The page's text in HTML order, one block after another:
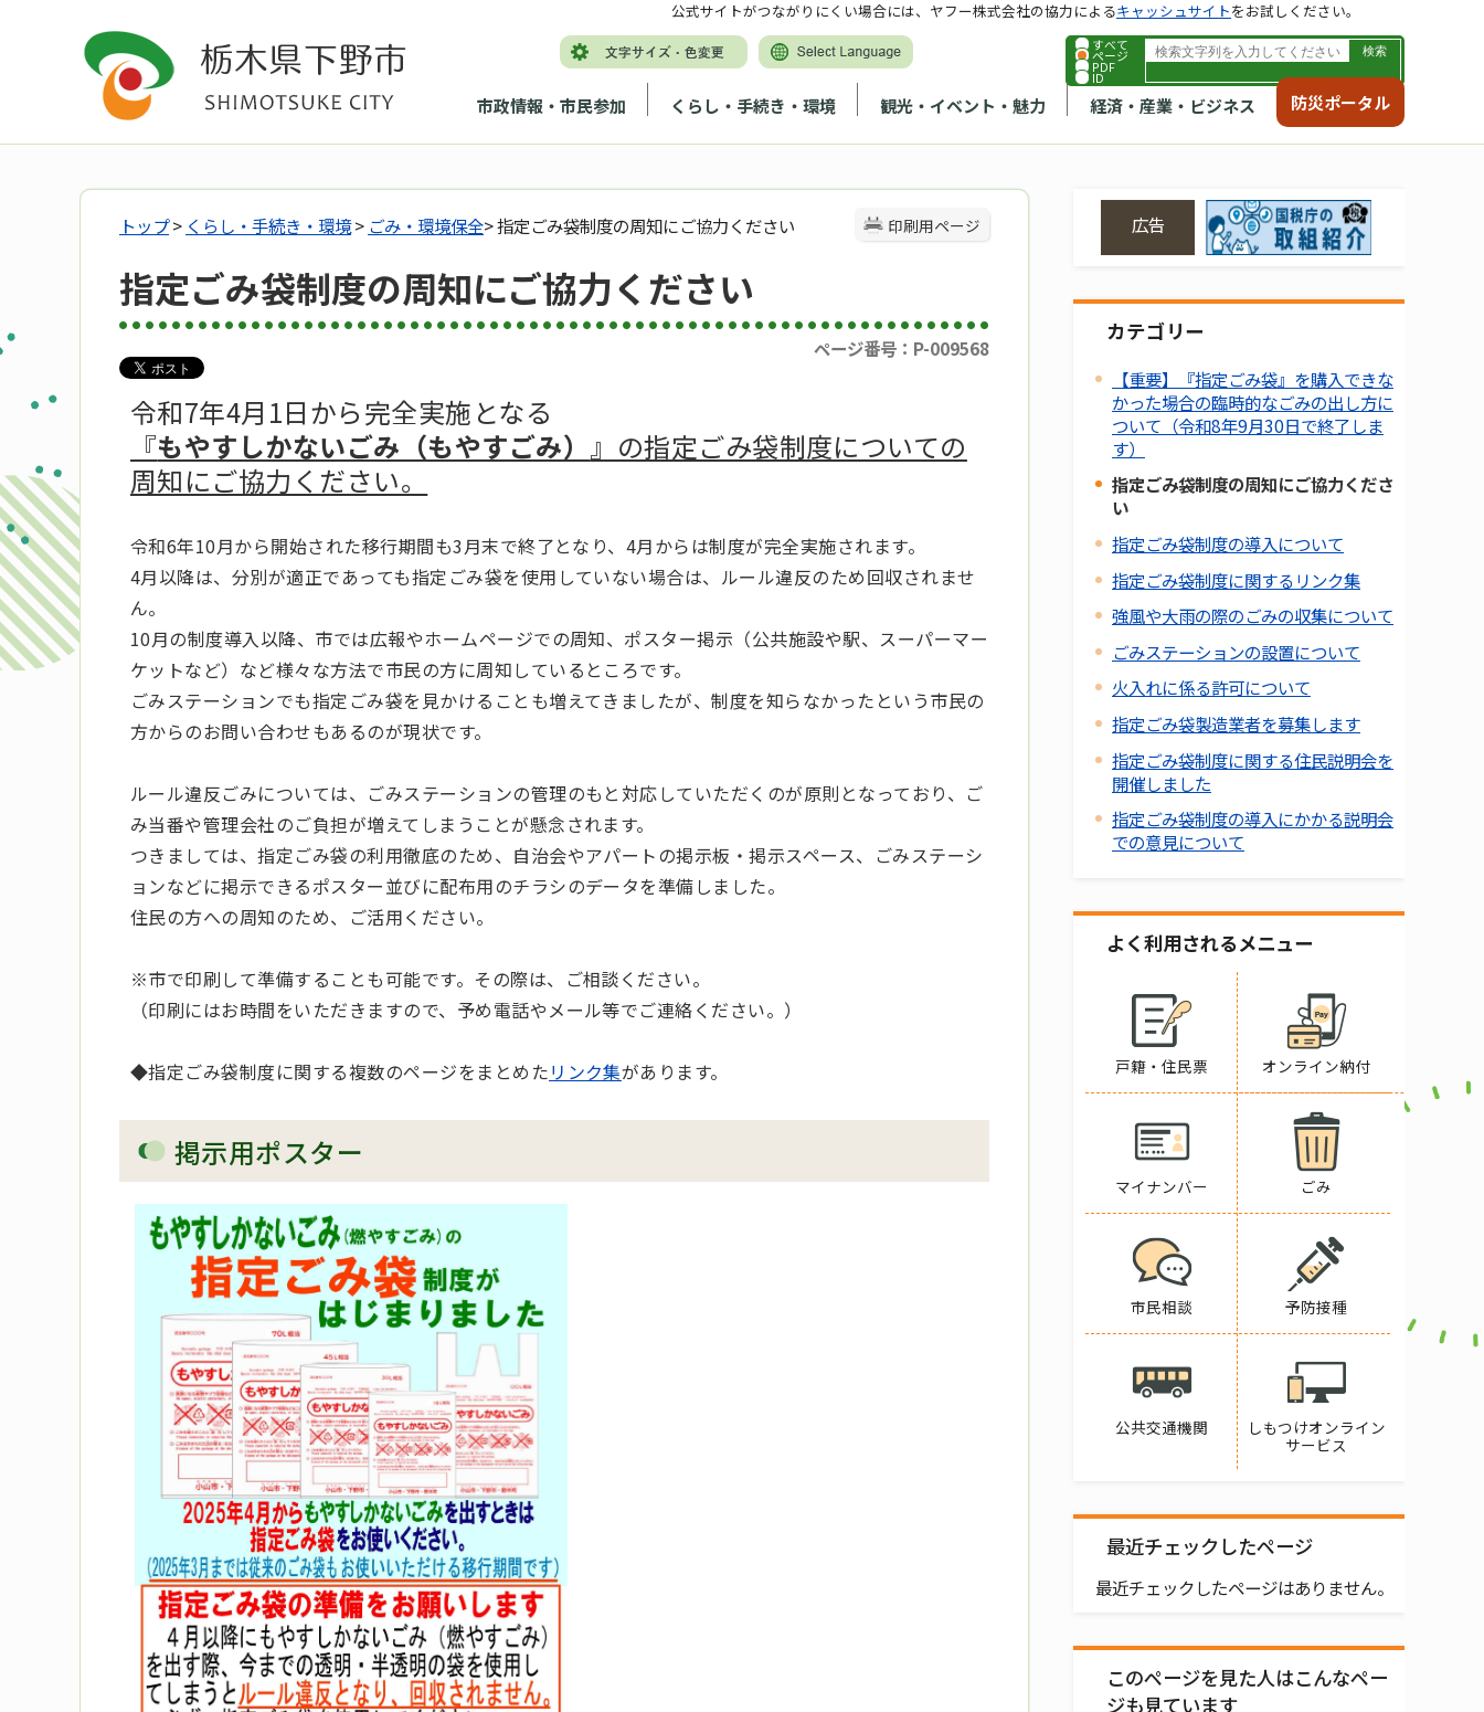
すべて
ページ
PDF
ID
市政情報・市民参加 くらし・手続き・環境 観光・イベント・魅力 経済・産業・ビジネス 防災ポータル
公式サイトがつながりにくい場合には、ヤフー株式会社の協力によるキャッシュサイトをお試しください。
印刷用ページ
トップ> くらし・手続き・環境> ごみ・環境保全> 指定ごみ袋制度の周知にご協力ください
指定ごみ袋制度の周知にご協力ください
ページ番号：P-009568
令和7年4月1日から完全実施となる
『もやすしかないごみ（もやすごみ） 』の指定ごみ袋制度についての
周知にご協力ください。
令和6年10月から開始された移行期間も3月末で終了となり、4月からは制度が完全実施されます。
4月以降は、分別が適正であっても指定ごみ袋を使用していない場合は、ルール違反のため回収されませ
ん。
10月の制度導入以降、市では広報やホームページでの周知、ポスター掲示（公共施設や駅、スーパーマー
ケットなど）など様々な方法で市民の方に周知しているところです。
ごみステーションでも指定ごみ袋を見かけることも増えてきましたが、制度を知らなかったという市民の
方からのお問い合わせもあるのが現状です。
ルール違反ごみについては、ごみステーションの管理のもと対応していただくのが原則となっており、ご
み当番や管理会社のご負担が増えてしまうことが懸念されます。
つきましては、指定ごみ袋の利用徹底のため、自治会やアパートの掲示板・掲示スペース、ごみステーシ
ョンなどに掲示できるポスター並びに配布用のチラシのデータを準備しました。
住民の方への周知のため、ご活用ください。
※市で印刷して準備することも可能です。その際は、ご相談ください。
（印刷にはお時間をいただきますので、予め電話やメール等でご連絡ください。）
◆指定ごみ袋制度に関する複数のページをまとめたリンク集があります。
掲示用ポスター
広告
カテゴリー
【重要】『指定ごみ袋』を購入できな
かった場合の臨時的なごみの出し方に
ついて（令和8年9月30日で終了しま
す）
指定ごみ袋制度の周知にご協力くださ
い
指定ごみ袋制度の導入について
指定ごみ袋制度に関するリンク集
強風や大雨の際のごみの収集について
ごみステーションの設置について
火入れに係る許可について
指定ごみ袋製造業者を募集します
指定ごみ袋制度に関する住民説明会を
開催しました
指定ごみ袋制度の導入にかかる説明会
での意見について
よく利用されるメニュー
戸籍・住民票 オンライン納付
マイナンバー ごみ
市民相談 予防接種
公共交通機関
しもつけオンライン
サービス
最近チェックしたページ
最近チェックしたページはありません。
このページを見た人はこんなペー
ジも見ています